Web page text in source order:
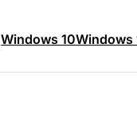
Windows 10Windows